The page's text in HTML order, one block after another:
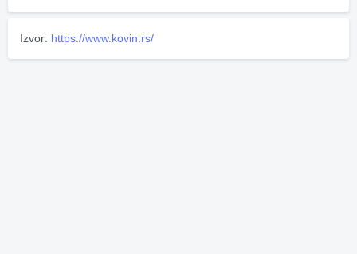
Izvor: https://www.kovin.rs/